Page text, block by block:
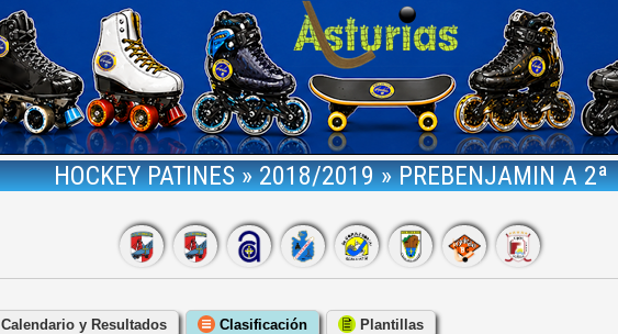
HOCKEY PATINES » 2018/2019 » PREBENJAMIN A 2ª
Calendario y Resultados Clasificación Plantillas